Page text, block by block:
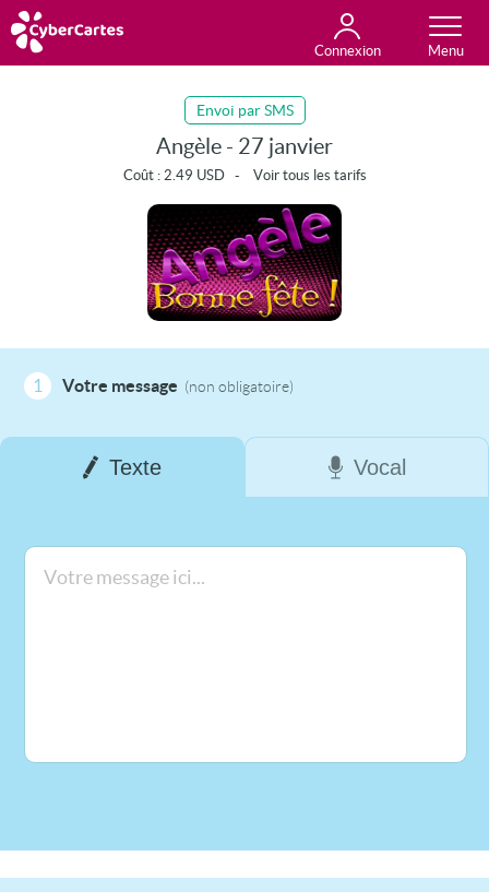
Connexion
Toutes les cartes
Envoi par SMS
Angèle - 27 janvier
Coût : 2.49 USD- Voir tous les tarifs
1 Votre message (non obligatoire)
Texte Vocal